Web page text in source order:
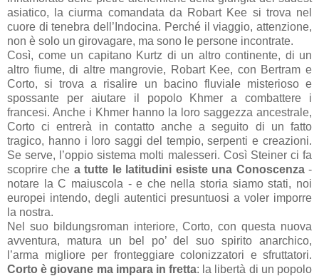
asiatico, la ciurma comandata da Robart Kee si trova nel
cuore di tenebra dell’Indocina. Perché il viaggio, attenzione,
non è solo un girovagare, ma sono le persone incontrate.
Così, come un capitano Kurtz di un altro continente, di un
altro fiume, di altre mangrovie, Robart Kee, con Bertram e
Corto, si trova a risalire un bacino fluviale misterioso e
spossante per aiutare il popolo Khmer a combattere i
francesi. Anche i Khmer hanno la loro saggezza ancestrale,
Corto ci entrerà in contatto anche a seguito di un fatto
tragico, hanno i loro saggi del tempio, serpenti e creazioni.
Se serve, l’oppio sistema molti malesseri. Così Steiner ci fa
scoprire che a tutte le latitudini esiste una Conoscenza-
notare
la C maiuscola - e che nella storia siamo stati, noi
europei intendo, degli autentici presuntuosi a voler imporre
la nostra.
Nel suo bildungsroman interiore, Corto, con questa nuova
avventura, matura un bel po’ del suo spirito anarchico,
l’arma migliore per fronteggiare colonizzatori e sfruttatori.
Corto è giovane ma impara in fretta: la libertà di un popolo